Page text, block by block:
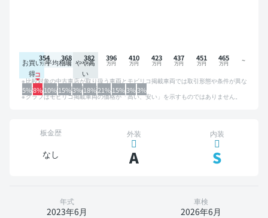
お買い
得
平均相場 やや高
い
5%8%10%15%3%18%21%15%3%3%
354 368 382 396 410 423 437 451 465
比較対象の中古車店が取り扱う車両とモビリコ掲載車両では取引形態や条件が異な
るため、グラフは参考情報です。
グラフはモビリコ掲載車両の価格が「高い、安い」を示すものではありません。
板金歴
なし
外装
A
内装
S
年式
2023年6月
車検
2026年6月